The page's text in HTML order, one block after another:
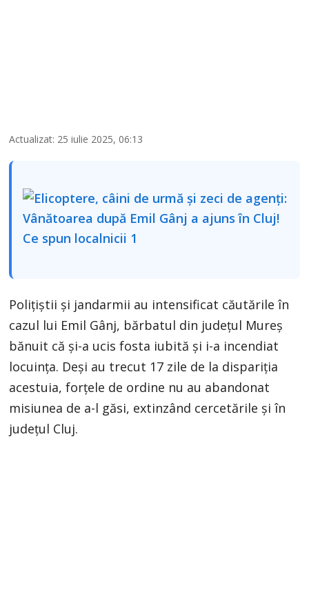
Actualizat: 25 iulie 2025, 06:13
Polițiștii și jandarmii au intensificat căutările în
cazul lui Emil Gânj, bărbatul din județul Mureș
bănuit că și-a ucis fosta iubită și i-a incendiat
locuința. Deși au trecut 17 zile de la dispariția
acestuia, forțele de ordine nu au abandonat
misiunea de a-l găsi, extinzând cercetările și în
județul Cluj.